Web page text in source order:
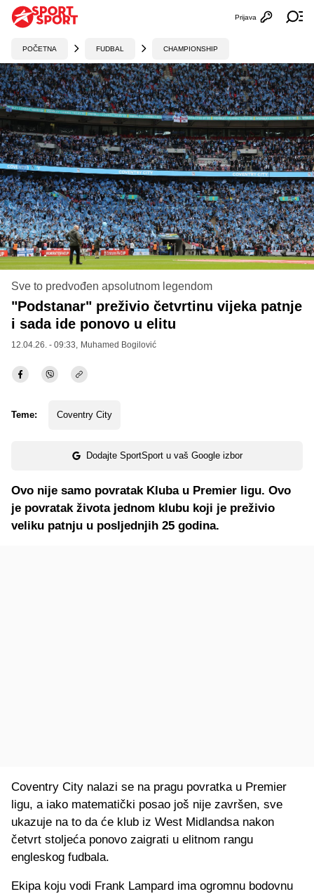
Otvori
Prijava
POČETNA FUDBAL CHAMPIONSHIP
Sve to predvođen apsolutnom legendom
"Podstanar" preživio četvrtinu vijeka patnje
i sada ide ponovo u elitu
12.04.26. - 09:33, Muhamed Bogilović
Teme: Coventry City
Dodajte SportSport u vaš Google izbor
Ovo nije samo povratak Kluba u Premier ligu. Ovo
je povratak života jednom klubu koji je preživio
veliku patnju u posljednjih 25 godina.
Coventry City nalazi se na pragu povratka u Premier
ligu, a iako matematički posao još nije završen, sve
ukazuje na to da će klub iz West Midlandsa nakon
četvrt stoljeća ponovo zaigrati u elitnom rangu
engleskog fudbala.
Ekipa koju vodi Frank Lampard ima ogromnu bodovnu